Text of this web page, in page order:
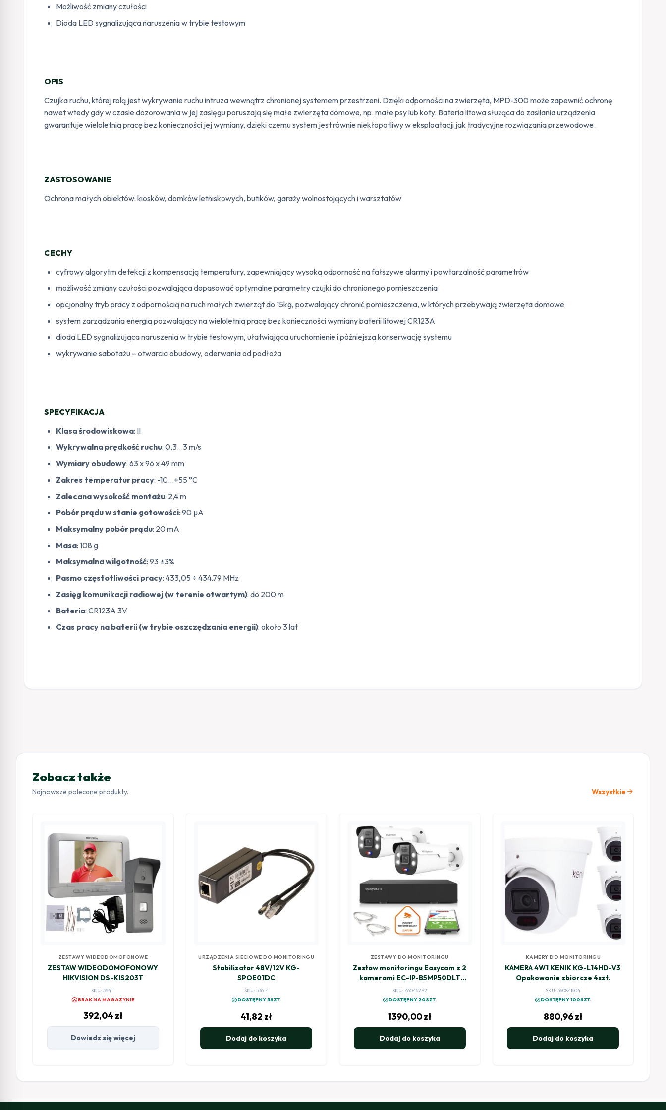
Możliwość zmiany czułości
Dioda LED sygnalizująca naruszenia w trybie testowym
OPIS
Czujka ruchu, której rolą jest wykrywanie ruchu intruza wewnątrz chronionej systemem przestrzeni. Dzięki odporności na zwierzęta, MPD-300 może zapewnić ochronę
nawet wtedy gdy w czasie dozorowania w jej zasięgu poruszają się małe zwierzęta domowe, np. małe psy lub koty. Bateria litowa służąca do zasilania urządzenia
gwarantuje wieloletnią pracę bez konieczności jej wymiany, dzięki czemu system jest równie niekłopotliwy w eksploatacji jak tradycyjne rozwiązania przewodowe.
ZASTOSOWANIE
Ochrona małych obiektów: kiosków, domków letniskowych, butików, garaży wolnostojących i warsztatów
CECHY
cyfrowy algorytm detekcji z kompensacją temperatury, zapewniający wysoką odporność na fałszywe alarmy i powtarzalność parametrów
możliwość zmiany czułości pozwalająca dopasować optymalne parametry czujki do chronionego pomieszczenia
opcjonalny tryb pracy z odpornością na ruch małych zwierząt do 15kg, pozwalający chronić pomieszczenia, w których przebywają zwierzęta domowe
system zarządzania energią pozwalający na wieloletnią pracę bez konieczności wymiany baterii litowej CR123A
dioda LED sygnalizująca naruszenia w trybie testowym, ułatwiająca uruchomienie i późniejszą konserwację systemu
wykrywanie sabotażu – otwarcia obudowy, oderwania od podłoża
SPECYFIKACJA
Klasa środowiskowa: II
Wykrywalna prędkość ruchu: 0,3…3 m/s
Wymiary obudowy: 63 x 96 x 49 mm
Zakres temperatur pracy: -10…+55 °C
Zalecana wysokość montażu: 2,4 m
Pobór prądu w stanie gotowości: 90 µA
Maksymalny pobór prądu: 20 mA
Masa: 108 g
Maksymalna wilgotność: 93 ±3%
Pasmo częstotliwości pracy: 433,05 ÷ 434,79 MHz
Zasięg komunikacji radiowej (w terenie otwartym): do 200 m
Bateria: CR123A 3V
Czas pracy na baterii (w trybie oszczędzania energii): około 3 lat
Zobacz także
Najnowsze polecane produkty. Wszystkie arrow_forward
ZESTAWY WIDEODOMOFONOWE
ZESTAW WIDEODOMOFONOWY
HIKVISION DS-KIS203T
SKU: 39411
cancelBRAK NA MAGAZYNIE
392,04 zł
Dowiedz się więcej
URZĄDZENIA SIECIOWE DO MONITORINGU
Stabilizator 48V/12V KG-
SPOE01DC
SKU: 53614
check_circleDOSTĘPNY 5SZT.
41,82 zł
Dodaj do koszyka
ZESTAWY DO MONITORINGU
Zestaw monitoringu Easycam z 2
kamerami EC-IP-B5MP50DLT
5MPx z aktywnym odstraszaniem
SKU: Z60452B2
check_circleDOSTĘPNY 20SZT.
1390,00zł
Dodaj do koszyka
KAMERY DO MONITORINGU
KAMERA 4W1 KENIK KG-L14HD-V3
Opakowanie zbiorcze 4szt.
SKU: 36084K04
check_circleDOSTĘPNY 100SZT.
880,96zł
Dodaj do koszyka